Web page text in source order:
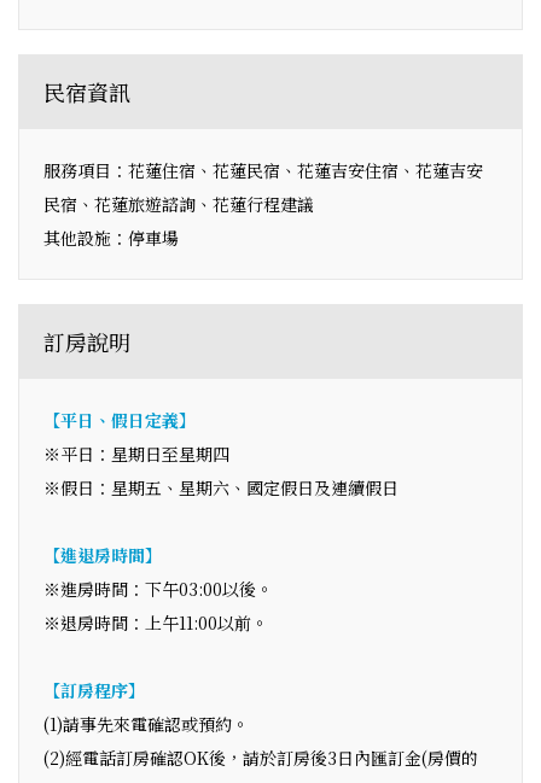
民宿資訊
服務項目：花蓮住宿、花蓮民宿、花蓮吉安住宿、花蓮吉安
民宿、花蓮旅遊諮詢、花蓮行程建議
其他設施：停車場
訂房說明
【平日、假日定義】
※平日：星期日至星期四
※假日：星期五、星期六、國定假日及連續假日
【進退房時間】
※進房時間：下午03:00以後。
※退房時間：上午11:00以前。
【訂房程序】
(1)請事先來電確認或預約。
(2)經電話訂房確認OK後，請於訂房後3日內匯訂金(房價的